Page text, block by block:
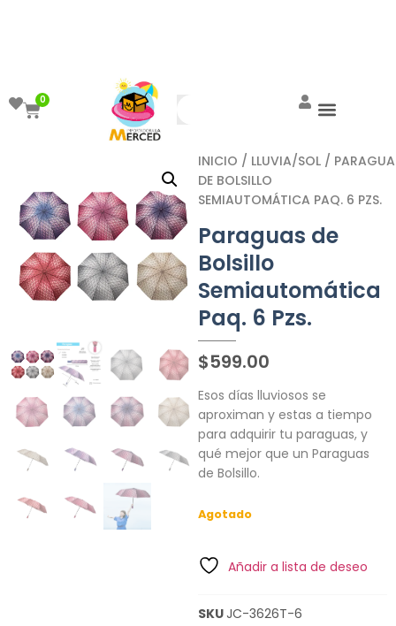
0
INICIO / LLUVIA/SOL /
DE BOLSILLO
SEMIAUTOMÁTICA PAQ. 6 PZS.
Paraguas de
Bolsillo
Semiautomática
Paq. 6 Pzs.
$599.00
Esos días lluviosos se
aproximan y estas a tiempo
para adquirir tu paraguas, y
qué mejor que un Paraguas
de Bolsillo.
Agotado
Añadir a lista de deseo
SKUJC-3626T-6